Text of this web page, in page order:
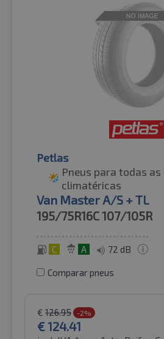
Petlas
Pneus para todas as
climatéricas
Van Master A/S + TL
195/75R16C107/105R
C A 72 dB
Comparar pneus
€ 126.95 -2%
€124.41